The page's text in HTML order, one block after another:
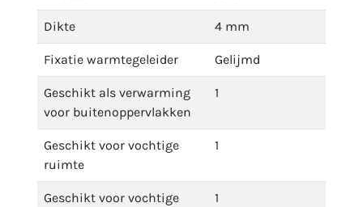
Dikte 4 mm
Fixatie warmtegeleider Gelijmd
Geschikt als verwarming
voor buitenoppervlakken
1
Geschikt voor vochtige
ruimte
1
Geschikt voor vochtige
1